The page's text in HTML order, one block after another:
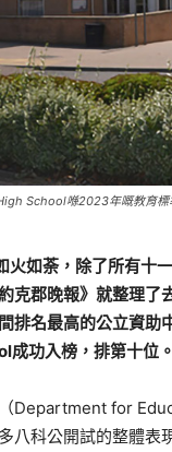
School喺2023年嘅教育
火如荼，除了所有十
克郡晚報》就整理
排名最高的公立資
功入榜，排第十位。
Department for
八科公開試的整體表